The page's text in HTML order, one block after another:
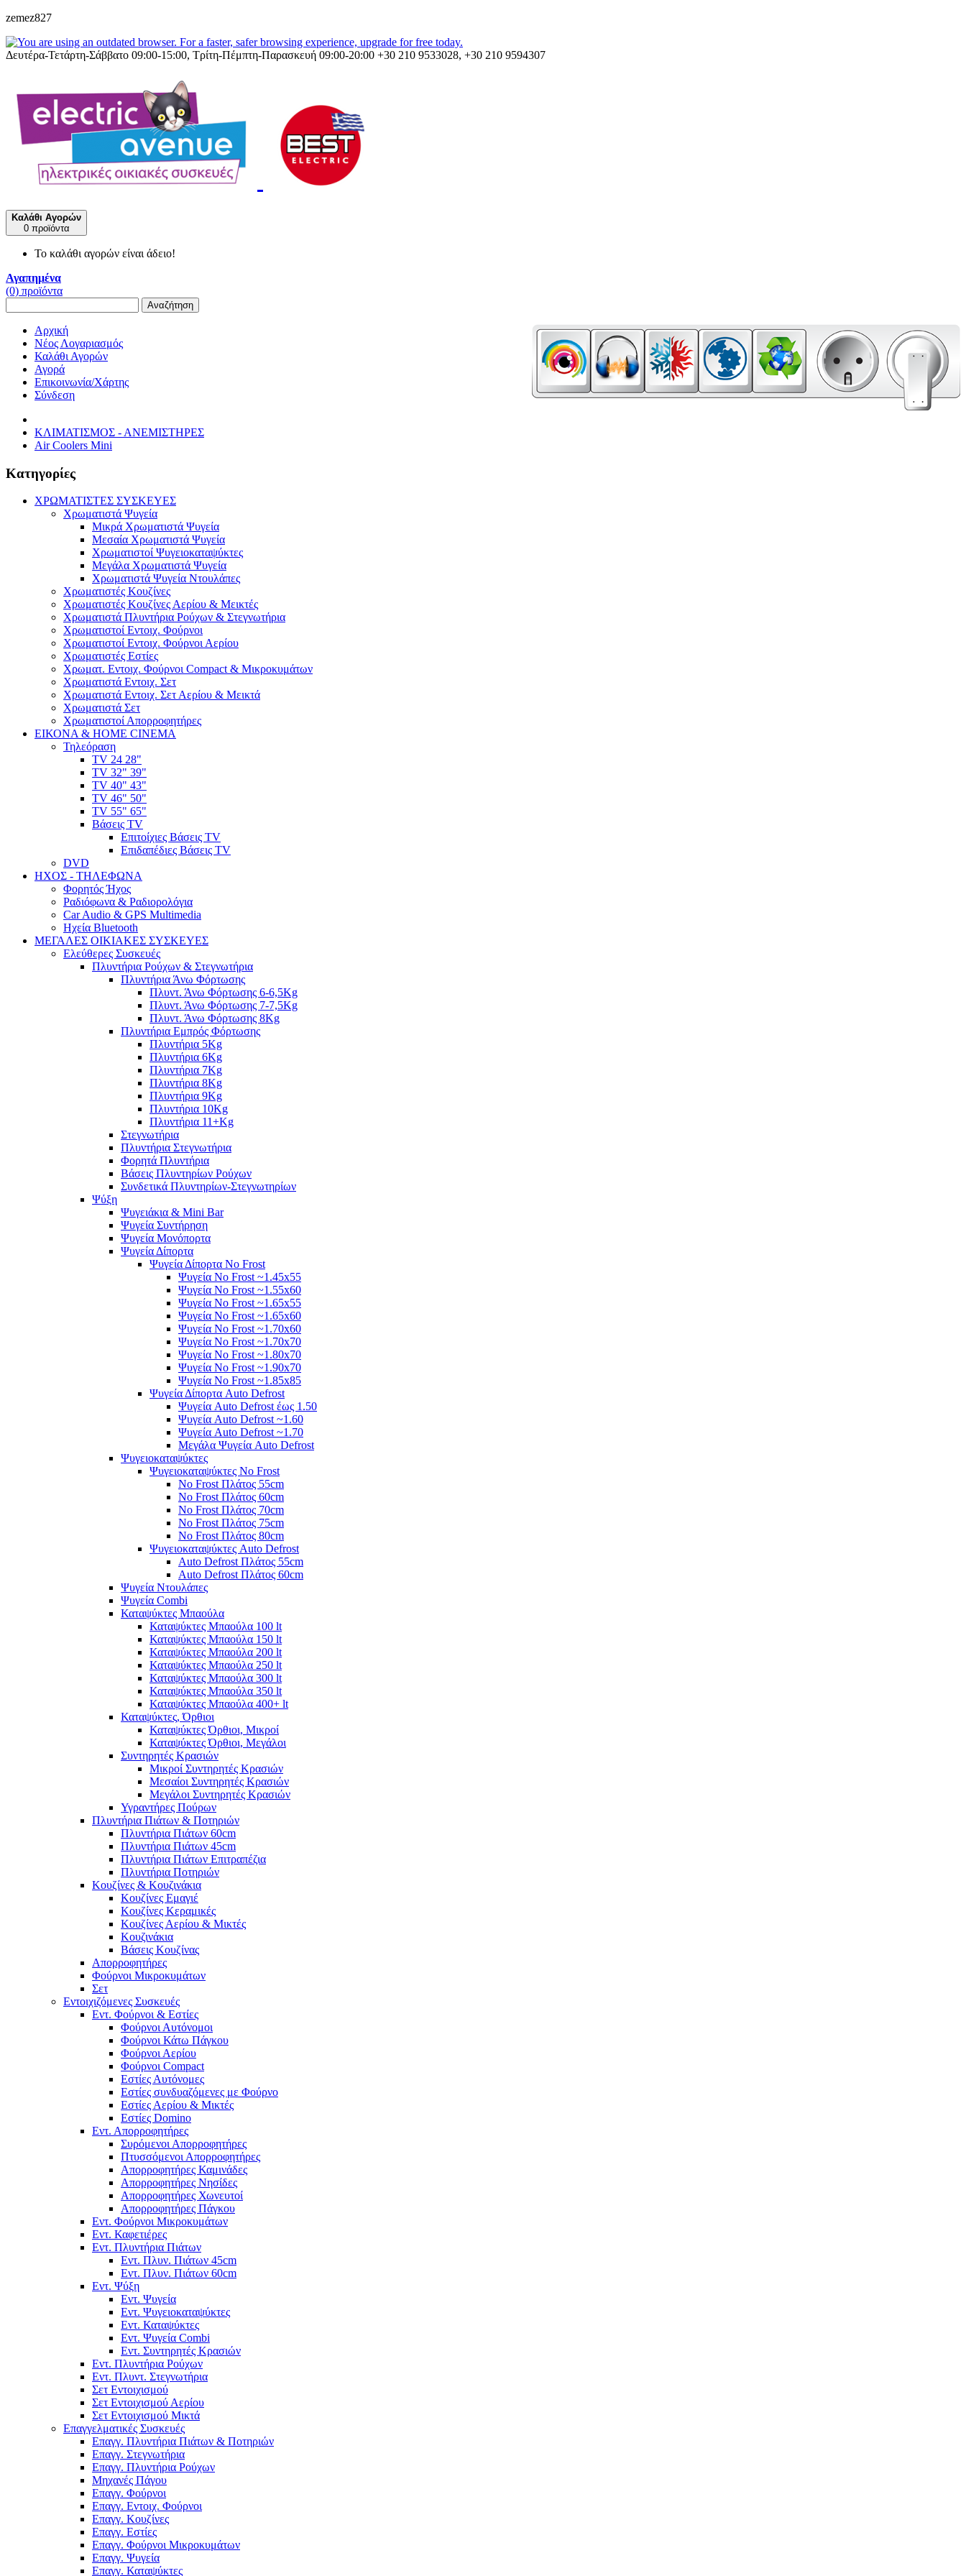
zemez827
Δευτέρα-Τετάρτη-Σάββατο 09:00-15:00, Τρίτη-Πέμπτη-Παρασκευή 09:00-20:00 +30 210 9533028, +30 210 9594307
Καλάθι Αγορών
0 προϊόντα
Το καλάθι αγορών είναι άδειο!
Αγαπημένα
(0) προϊόντα
Αναζήτηση
Αρχική
Νέος Λογαριασμός
Καλάθι Αγορών
Αγορά
Επικοινωνία/Χάρτης
Σύνδεση
ΚΛΙΜΑΤΙΣΜΟΣ - ΑΝΕΜΙΣΤΗΡΕΣ
Air Coolers Mini
Κατηγορίες
ΧΡΩΜΑΤΙΣΤΕΣ ΣΥΣΚΕΥΕΣ
Χρωματιστά Ψυγεία
Μικρά Χρωματιστά Ψυγεία
Μεσαία Χρωματιστά Ψυγεία
Χρωματιστοί Ψυγειοκαταψύκτες
Μεγάλα Χρωματιστά Ψυγεία
Χρωματιστά Ψυγεία Ντουλάπες
Χρωματιστές Κουζίνες
Χρωματιστές Κουζίνες Αερίου & Μεικτές
Χρωματιστά Πλυντήρια Ρούχων & Στεγνωτήρια
Χρωματιστοί Εντοιχ. Φούρνοι
Χρωματιστοί Εντοιχ. Φούρνοι Αερίου
Χρωματιστές Εστίες
Χρωματ. Εντοιχ. Φούρνοι Compact & Μικροκυμάτων
Χρωματιστά Εντοιχ. Σετ
Χρωματιστά Εντοιχ. Σετ Αερίου & Μεικτά
Χρωματιστά Σετ
Χρωματιστοί Απορροφητήρες
ΕΙΚΟΝΑ & HOME CINEMA
Τηλεόραση
TV 24 28"
TV 32" 39"
TV 40" 43"
TV 46" 50"
TV 55" 65"
Βάσεις TV
Επιτοίχιες Βάσεις TV
Επιδαπέδιες Βάσεις TV
DVD
ΗΧΟΣ - ΤΗΛΕΦΩΝΑ
Φορητός Ήχος
Ραδιόφωνα & Ραδιορολόγια
Car Audio & GPS Multimedia
Ηχεία Bluetooth
ΜΕΓΑΛΕΣ ΟΙΚΙΑΚΕΣ ΣΥΣΚΕΥΕΣ
Ελεύθερες Συσκευές
Πλυντήρια Ρούχων & Στεγνωτήρια
Πλυντήρια Άνω Φόρτωσης
Πλυντ. Άνω Φόρτωσης 6-6,5Kg
Πλυντ. Άνω Φόρτωσης 7-7,5Kg
Πλυντ. Άνω Φόρτωσης 8Kg
Πλυντήρια Εμπρός Φόρτωσης
Πλυντήρια 5Kg
Πλυντήρια 6Kg
Πλυντήρια 7Kg
Πλυντήρια 8Kg
Πλυντήρια 9Kg
Πλυντήρια 10Kg
Πλυντήρια 11+Kg
Στεγνωτήρια
Πλυντήρια Στεγνωτήρια
Φορητά Πλυντήρια
Βάσεις Πλυντηρίων Ρούχων
Συνδετικά Πλυντηρίων-Στεγνωτηρίων
Ψύξη
Ψυγειάκια & Mini Bar
Ψυγεία Συντήρηση
Ψυγεία Μονόπορτα
Ψυγεία Δίπορτα
Ψυγεία Δίπορτα No Frost
Ψυγεία No Frost ~1.45x55
Ψυγεία No Frost ~1.55x60
Ψυγεία No Frost ~1.65x55
Ψυγεία No Frost ~1.65x60
Ψυγεία No Frost ~1.70x60
Ψυγεία No Frost ~1.70x70
Ψυγεία No Frost ~1.80x70
Ψυγεία No Frost ~1.90x70
Ψυγεία No Frost ~1.85x85
Ψυγεία Δίπορτα Auto Defrost
Ψυγεία Auto Defrost έως 1.50
Ψυγεία Auto Defrost ~1.60
Ψυγεία Auto Defrost ~1.70
Μεγάλα Ψυγεία Auto Defrost
Ψυγειοκαταψύκτες
Ψυγειοκαταψύκτες No Frost
No Frost Πλάτος 55cm
No Frost Πλάτος 60cm
No Frost Πλάτος 70cm
No Frost Πλάτος 75cm
No Frost Πλάτος 80cm
Ψυγειοκαταψύκτες Auto Defrost
Auto Defrost Πλάτος 55cm
Auto Defrost Πλάτος 60cm
Ψυγεία Ντουλάπες
Ψυγεία Combi
Καταψύκτες Μπαούλα
Καταψύκτες Μπαούλα 100 lt
Καταψύκτες Μπαούλα 150 lt
Καταψύκτες Μπαούλα 200 lt
Καταψύκτες Μπαούλα 250 lt
Καταψύκτες Μπαούλα 300 lt
Καταψύκτες Μπαούλα 350 lt
Καταψύκτες Μπαούλα 400+ lt
Καταψύκτες, Όρθιοι
Καταψύκτες Όρθιοι, Μικροί
Καταψύκτες Όρθιοι, Μεγάλοι
Συντηρητές Κρασιών
Μικροί Συντηρητές Κρασιών
Μεσαίοι Συντηρητές Κρασιών
Μεγάλοι Συντηρητές Κρασιών
Υγραντήρες Πούρων
Πλυντήρια Πιάτων & Ποτηριών
Πλυντήρια Πιάτων 60cm
Πλυντήρια Πιάτων 45cm
Πλυντήρια Πιάτων Επιτραπέζια
Πλυντήρια Ποτηριών
Κουζίνες & Κουζινάκια
Κουζίνες Εμαγιέ
Κουζίνες Κεραμικές
Κουζίνες Αερίου & Μικτές
Κουζινάκια
Βάσεις Κουζίνας
Απορροφητήρες
Φούρνοι Μικροκυμάτων
Σετ
Εντοιχιζόμενες Συσκευές
Εντ. Φούρνοι & Εστίες
Φούρνοι Αυτόνομοι
Φούρνοι Κάτω Πάγκου
Φούρνοι Αερίου
Φούρνοι Compact
Εστίες Αυτόνομες
Εστίες συνδυαζόμενες με Φούρνο
Εστίες Αερίου & Μικτές
Εστίες Domino
Εντ. Απορροφητήρες
Συρόμενοι Απορροφητήρες
Πτυσσόμενοι Απορροφητήρες
Απορροφητήρες Καμινάδες
Απορροφητήρες Νησίδες
Απορροφητήρες Χωνευτοί
Απορροφητήρες Πάγκου
Εντ. Φούρνοι Μικροκυμάτων
Εντ. Καφετιέρες
Εντ. Πλυντήρια Πιάτων
Εντ. Πλυν. Πιάτων 45cm
Εντ. Πλυν. Πιάτων 60cm
Εντ. Ψύξη
Εντ. Ψυγεία
Εντ. Ψυγειοκαταψύκτες
Εντ. Καταψύκτες
Εντ. Ψυγεία Combi
Εντ. Συντηρητές Κρασιών
Εντ. Πλυντήρια Ρούχων
Εντ. Πλυντ. Στεγνωτήρια
Σετ Εντοιχισμού
Σετ Εντοιχισμού Αερίου
Σετ Εντοιχισμού Μικτά
Επαγγελματικές Συσκευές
Επαγγ. Πλυντήρια Πιάτων & Ποτηριών
Επαγγ. Στεγνωτήρια
Επαγγ. Πλυντήρια Ρούχων
Μηχανές Πάγου
Επαγγ. Φούρνοι
Επαγγ. Εντοιχ. Φούρνοι
Επαγγ. Κουζίνες
Επαγγ. Εστίες
Επαγγ. Φούρνοι Μικροκυμάτων
Επαγγ. Ψυγεία
Επαγγ. Καταψύκτες